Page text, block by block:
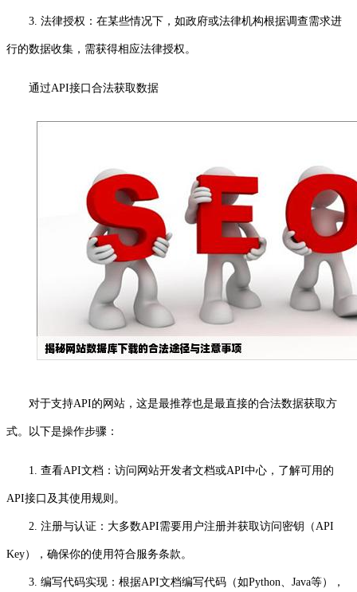
3. 法律授权：在某些情况下，如政府或法律机构根据调查需求进
行的数据收集，需获得相应法律授权。
通过API接口合法获取数据
对于支持API的网站，这是最推荐也是最直接的合法数据获取方
式。以下是操作步骤：
1. 查看API文档：访问网站开发者文档或API中心，了解可用的
API接口及其使用规则。
2. 注册与认证：大多数API需要用户注册并获取访问密钥（API
Key），确保你的使用符合服务条款。
3. 编写代码实现：根据API文档编写代码（如Python、Java等），